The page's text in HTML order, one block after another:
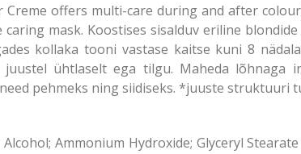
Creme offers multi-care during and after
mask. Koostises sisalduv eriline
kollaka tooni vastase kaitse kuni 8
ühtlaselt ega tilgu. Maheda lõhnaga
pehmeks ning siidiseks. *juuste struktuuri
Ammonium Hydroxide; Glyceryl